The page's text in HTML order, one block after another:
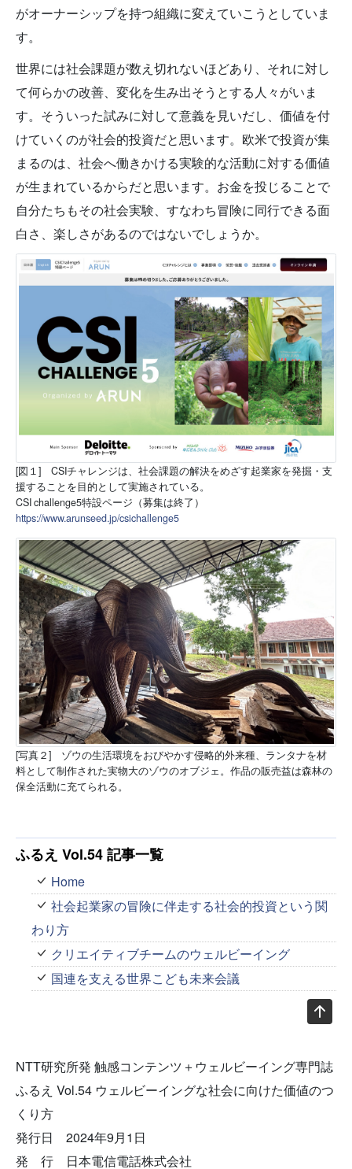
がオーナーシップを持つ組織に変えていこうとしていま
す。
世界には社会課題が数え切れないほどあり、それに対し
て何らかの改善、変化を生み出そうとする人々がいま
す。そういった試みに対して意義を見いだし、価値を付
けていくのが社会的投資だと思います。欧米で投資が集
まるのは、社会へ働きかける実験的な活動に対する価値
が生まれているからだと思います。お金を投じることで
自分たちもその社会実験、すなわち冒険に同行できる面
白さ、楽しさがあるのではないでしょうか。
[図１] CSIチャレンジは、社会課題の解決をめざす起業家を発掘・支
援することを目的として実施されている。
CSI challenge5特設ページ（募集は終了）
https://www.arunseed.jp/csichallenge5
[写真２] ゾウの生活環境をおびやかす侵略的外来種、ランタナを材
料として制作された実物大のゾウのオブジェ。作品の販売益は森林の
保全活動に充てられる。
ふるえ Vol.54 記事一覧
Home
社会起業家の冒険に伴走する社会的投資という関
わり方
クリエイティブチームのウェルビーイング
国連を支える世界こども未来会議
NTT研究所発 触感コンテンツ＋ウェルビーイング専門誌
ふるえ Vol.54 ウェルビーイングな社会に向けた価値のつ
くり方
発行日 2024年9月1日
発 行 日本電信電話株式会社